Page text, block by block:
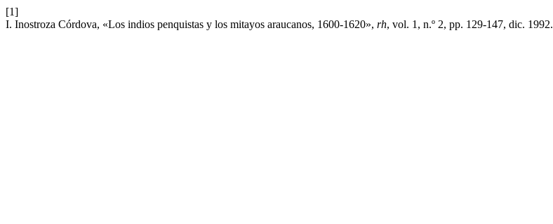
[1]
I. Inostroza Córdova, «Los indios penquistas y los mitayos araucanos, 1600-1620», rh, vol. 1, n.º 2, pp. 129-147, dic. 1992.